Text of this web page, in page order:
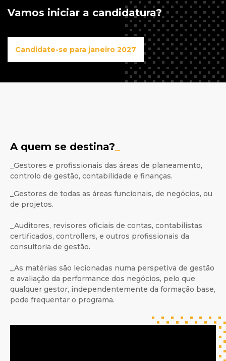
Vamos iniciar a candidatura?
Candidate-se para janeiro 2027
A quem se destina?
_Gestores e profissionais das áreas de planeamento,
controlo de gestão, contabilidade e finanças.
_Gestores de todas as áreas funcionais, de negócios, ou
de projetos.
_Auditores, revisores oficiais de contas, contabilistas
certificados, controllers, e outros profissionais da
consultoria de gestão.
_As matérias são lecionadas numa perspetiva de gestão
e avaliação da performance dos negócios, pelo que
qualquer gestor, independentemente da formação base,
pode frequentar o programa.